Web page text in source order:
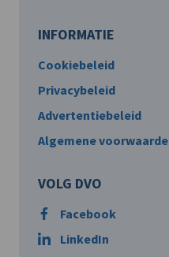
INFORMATIE
Cookiebeleid
Privacybeleid
Advertentiebeleid
Algemene
VOLG DVO
Facebook
LinkedIn